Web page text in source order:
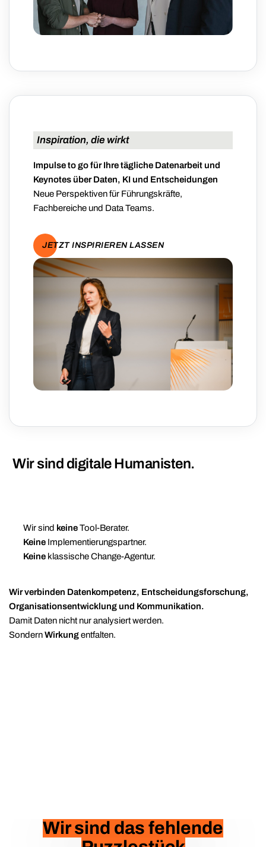
Inspiration, die wirkt
Impulse to go für Ihre tägliche Datenarbeit und
Keynotes über Daten, KI und Entscheidungen
Neue Perspektiven für Führungskräfte,
Fachbereiche und Data Teams.
JETZT INSPIRIEREN LASSEN
Wir sind digitale Humanisten.
Wir sind keineTool-Berater.
Keine Implementierungspartner.
Keine klassische Change-Agentur.
Wir verbinden Datenkompetenz, Entscheidungsforschung,
Organisationsentwicklung und Kommunikation.
Damit Daten nicht nur analysiert werden.
SondernWirkungentfalten.
Wir sind das fehlende